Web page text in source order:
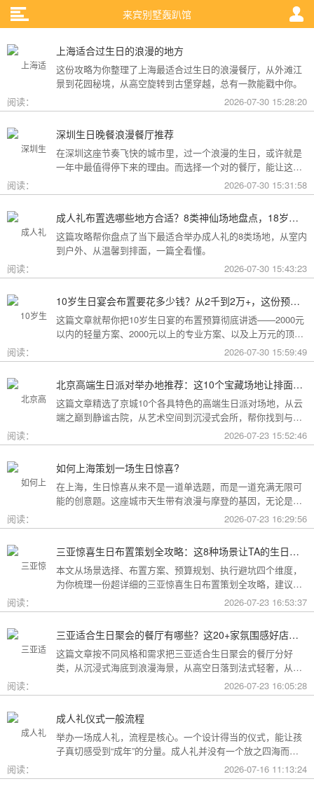
来宾别墅轰趴馆
上海适合过生日的浪漫的地方
这份攻略为你整理了上海最适合过生日的浪漫餐厅，从外滩江
景到花园秘境，从高空旋转到古堡穿越，总有一款能戳中你。
阅读：
2026-07-30 15:28:20
深圳生日晚餐浪漫餐厅推荐
在深圳这座节奏飞快的城市里，过一个浪漫的生日，或许就是
一年中最值得停下来的理由。而选择一个对的餐厅，能让这一
天从“普通”变成“终生难忘”。无论是俯瞰城市灯火的高空秘境，
还是被鲜花与海风包裹的梦幻露台，深圳从不缺乏仪式感。
阅读： 2026-07-30 15:31:58
成人礼布置选哪些地方合适？8类神仙场地盘点，18岁的仪式感从选对地方开始
这篇攻略帮你盘点了当下最适合举办成人礼的8类场地，从室内
到户外、从温馨到排面，一篇全看懂。
阅读：
2026-07-30 15:43:23
10岁生日宴会布置要花多少钱？从2千到2万+，这份预算攻略讲透了
这篇文章就帮你把10岁生日宴的布置预算彻底讲透——2000元
以内的轻量方案、2000元以上的专业方案、以及上万元的顶配
阅读： 2026-07-30 15:59:49
北京高端生日派对举办地推荐：这10个宝藏场地让排面与品味兼得
这篇文章精选了京城10个各具特色的高端生日派对场地，从云
端之巅到静谧古院，从艺术空间到沉浸式会所，帮你找到与心
阅读： 2026-07-23 15:52:46
如何上海策划一场生日惊喜?
在上海，生日惊喜从来不是一道单选题，而是一道充满无限可
能的创意题。这座城市天生带有浪漫与摩登的基因，无论是外
滩的璀璨夜景，还是梧桐树下的老洋房，都为策划惊喜提供了
无尽的灵感
阅读： 2026-07-23 16:29:56
三亚惊喜生日布置策划全攻略：这8种场景让TA的生日成为永远难忘的回忆
本文从场景选择、布置方案、预算规划、执行避坑四个维度，
为你梳理一份超详细的三亚惊喜生日布置策划全攻略，建议收
阅读： 2026-07-23 16:53:37
三亚适合生日聚会的餐厅有哪些？这20+家氛围感好店按风格挑，一篇搞定
这篇文章按不同风格和需求把三亚适合生日聚会的餐厅分好
类，从沉浸式海底到浪漫海景，从高空日落到法式轻奢，从热
带庭院到高性价比好店，直接对号入座就行。
阅读： 2026-07-23 16:05:28
成人礼仪式一般流程
举办一场成人礼，流程是核心。一个设计得当的仪式，能让孩
子真切感受到“成年”的分量。成人礼并没有一个放之四海而皆
准的固定模板，它可以根据不同的风格和规模灵活调整。下面
为你梳理了传统、现代和家庭聚会三种主要场景的完整流程，
阅读： 2026-07-16 11:13:24